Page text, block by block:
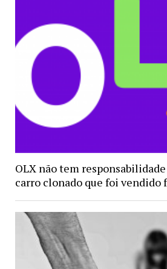
OLX não tem
carro clonado que foi vendido